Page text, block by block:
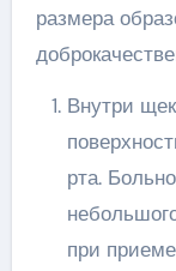
размера
Внутри
рта.
при